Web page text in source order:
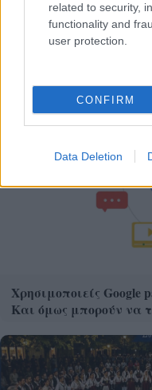
related to security,
functionality and
user protection.
CONFIRM
Data Deletion
Θηλασμός: Το
συμβαίνει στον
Χρησιμοποιείς Google
Και όμως μπορούν να